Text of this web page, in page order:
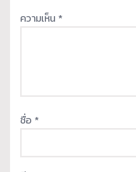
ความเห็น *
ชื่อ *